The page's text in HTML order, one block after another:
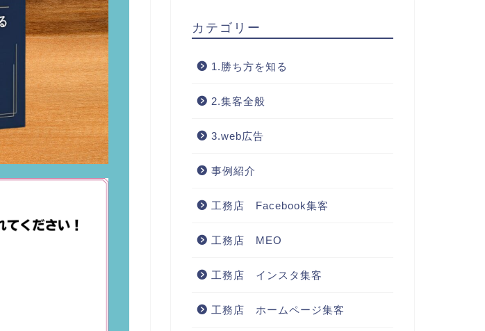
カテゴリー
1.勝ち方を知る
2.集客全般
3.web広告
事例紹介
工務店 Facebook集客
工務店 MEO
工務店 インスタ集客
工務店 ホームページ集客